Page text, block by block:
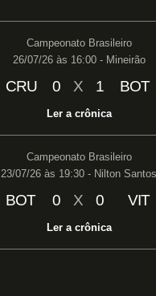
Campeonato Brasileiro
26/07/26 às 16:00 - Mineirão
CRU 0 X 1 BOT
Ler a crônica
Campeonato Brasileiro
23/07/26 às 19:30 - Nilton Santos
BOT 0 X 0 VIT
Ler a crônica